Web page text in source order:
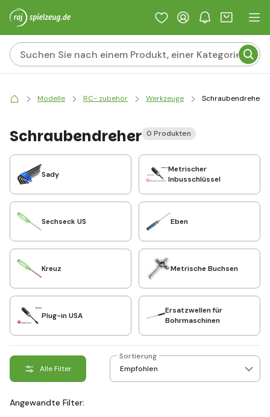
Modelle RC- zubehör Werkzeuge Schraubendreher
Schraubendreher 0 Produkten
Sady
Metrischer
Inbusschlüssel
Sechseck US Eben
Kreuz Metrische Buchsen
Plug-in USA
Ersatzwellen für
Bohrmaschinen
Alle Filter
Sortierung
Angewandte Filter: